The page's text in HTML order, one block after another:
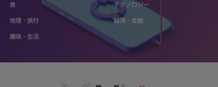
食 テクノロジー
地理・旅行 経済・金融
趣味・生活